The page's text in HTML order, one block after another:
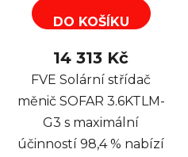
DO KOŠÍKU
14 313 Kč
FVE Solární střídač
měnič SOFAR 3.6KTLM-
G3 s maximální
účinností 98,4 % nabízí